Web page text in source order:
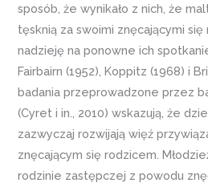
sposób, że wynikało z nich, że
tęsknią za swoimi znęcającymi się
nadzieję na ponowne ich
Fairbairn (1952), Koppitz (1968) i
badania przeprowadzone przez
(Cyret i in., 2010) wskazują, że
zazwyczaj rozwijają więź
znęcającym się rodzicem.
rodzinie zastępczej z powodu